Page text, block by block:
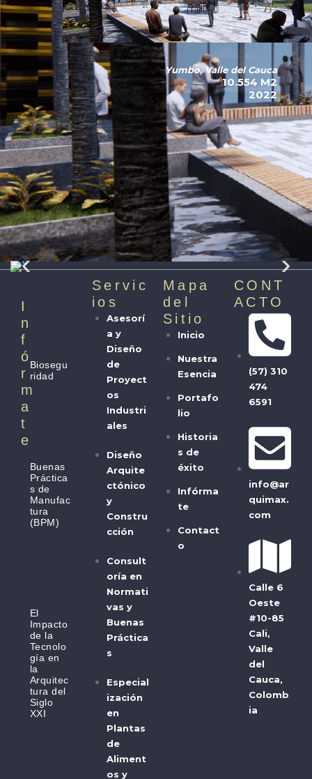
Yumbo, Valle del Cauca
10.554 M2
2022
I
N
F
Ó
R
M
A
T
E
Biosegu
ridad
Buenas
Práctica
s de
Manufac
tura
(BPM)
El
Impacto
de la
Tecnolo
gía en
la
Arquitec
tura del
Siglo
XXI
Servic
Ios
Asesorí
a y
Diseño
de
Proyect
os
Industri
ales
Diseño
Arquite
ctónico
y
Constru
cción
Consult
oría en
Normati
vas y
Buenas
Práctica
s
Especial
ización
en
Plantas
de
Aliment
os y
Mapa
del
Sitio
Inicio
Nuestra
Esencia
Portafo
lio
Historia
s de
éxito
Infórma
te
Contact
o
CONT
ACTO
(57) 310
474
6591
info@ar
quimax.
com
Calle 6
Oeste
#10-85
Cali,
Valle
del
Cauca,
Colomb
ia